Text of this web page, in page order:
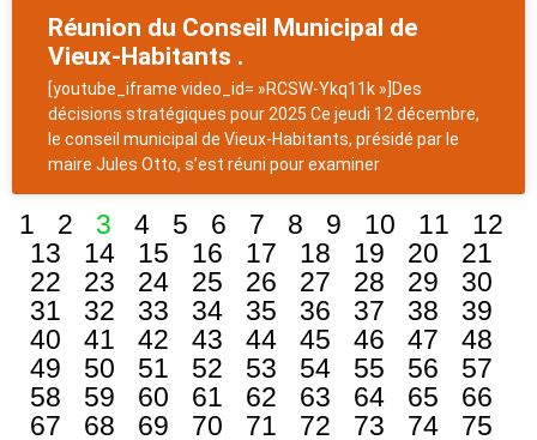
Réunion du Conseil Municipal de
Vieux-Habitants .
[youtube_iframe video_id= »RCSW-Ykq11k »]Des
décisions stratégiques pour 2025 Ce jeudi 12 décembre,
le conseil municipal de Vieux-Habitants, présidé par le
maire Jules Otto, s’est réuni pour examiner
1 2 3 4 5 6 7 8 9 10 11
12
13
14 15 16 17 18 19 20
21
22
23 24 25 26 27 28 29
30
31
32 33 34 35 36 37 38
39
40
41 42 43 44 45 46 47
48
49
50 51 52 53 54 55 56
57
58
59 60 61 62 63 64 65
66
67
68 69 70 71 72 73 74
75